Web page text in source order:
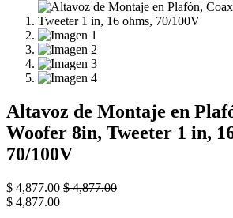
Altavoz de Montaje en
Woofer 8in, Tweeter 1 in,
70/100V
$ 4,877.00 $4,877.00
$ 4,877.00